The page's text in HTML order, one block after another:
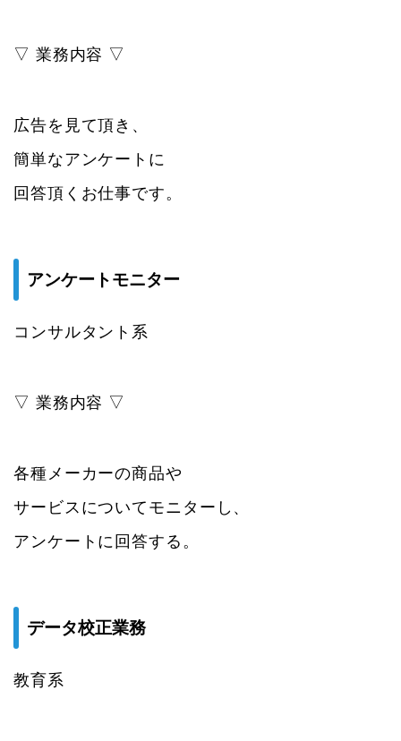
▽ 業務内容 ▽
広告を見て頂き、
簡単なアンケートに
回答頂くお仕事です。
アンケートモニター
コンサルタント系
▽ 業務内容 ▽
各種メーカーの商品や
サービスについてモニターし、
アンケートに回答する。
データ校正業務
教育系